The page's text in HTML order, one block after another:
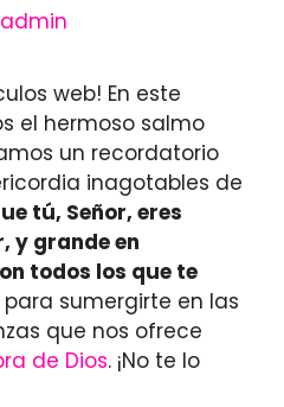
admin
web! En este
el hermoso salmo
un recordatorio
inagotables de
tú, Señor, eres
y grande en
todos los que te
sumergirte en las
que nos ofrece
de Dios. ¡No te lo